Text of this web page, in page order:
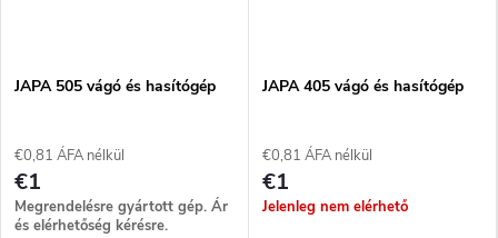
JAPA 505 vágó és hasítógép
€0,81 ÁFA nélkül
€1
Megrendelésre gyártott gép. Ár
és elérhetőség kérésre.
JAPA 405 vágó és hasítógép
€0,81 ÁFA nélkül
€1
Jelenleg nem elérhető